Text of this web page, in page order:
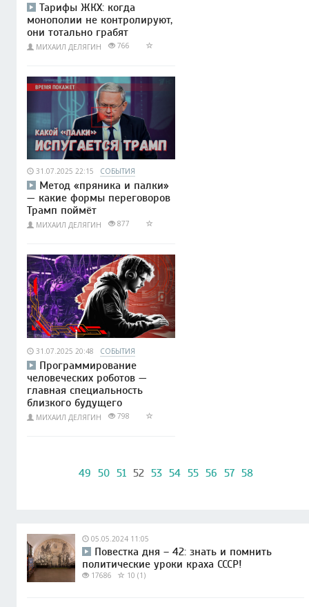
Тарифы ЖКХ: когда
монополии не контролируют,
они тотально грабят
МИХАИЛ ДЕЛЯГИН 766
31.07.2025 22:15 СОБЫТИЯ
Метод «пряника и палки»
— какие формы переговоров
Трамп поймёт
МИХАИЛ ДЕЛЯГИН 877
31.07.2025 20:48 СОБЫТИЯ
Программирование
человеческих роботов —
главная специальность
близкого будущего
МИХАИЛ ДЕЛЯГИН 798
49 50 51 52 53 54 55 56 57 58
05.05.2024 11:05
Повестка дня – 42: знать и помнить
политические уроки краха СССР!
17686 10 (1)